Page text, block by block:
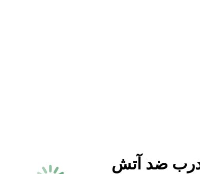
درب ضد آتش